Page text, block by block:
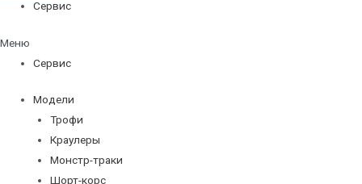
Сервис
Меню
Сервис
Модели
Трофи
Краулеры
Монстр-траки
Шорт-корс